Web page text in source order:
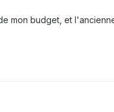
mon budget, et